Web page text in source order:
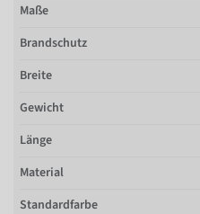
Maße
Brandschutz
Breite
Gewicht
Länge
Material
Standardfarbe